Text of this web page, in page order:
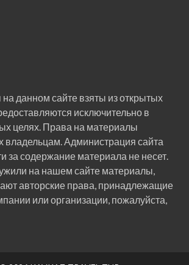
данном сайте взяты из открытых
исключительно в
целях. Права на материалы
владельцам. Администрация сайта
за содержание материала не несет.
на нашем сайте материалы,
авторские права, принадлежащие
или организации, пожалуйста,